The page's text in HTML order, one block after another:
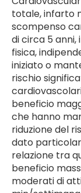
totale, infarto
scompenso
di circa 5
fisica,
iniziato o
rischio
beneficio
che hanno
riduzione del
dato
relazione tra
beneficio
moderati di